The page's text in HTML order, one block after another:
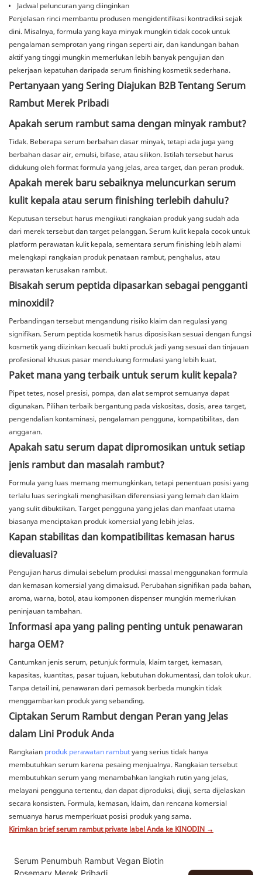
Jadwal peluncuran yang diinginkan
Penjelasan rinci membantu produsen mengidentifikasi kontradiksi sejak
dini. Misalnya, formula yang kaya minyak mungkin tidak cocok untuk
pengalaman semprotan yang ringan seperti air, dan kandungan bahan
aktif yang tinggi mungkin memerlukan lebih banyak pengujian dan
pekerjaan kepatuhan daripada serum finishing kosmetik sederhana.
Pertanyaan yang Sering Diajukan B2B Tentang Serum
Rambut Merek Pribadi
Apakah serum rambut sama dengan minyak rambut?
Tidak. Beberapa serum berbahan dasar minyak, tetapi ada juga yang
berbahan dasar air, emulsi, bifase, atau silikon. Istilah tersebut harus
didukung oleh format formula yang jelas, area target, dan peran produk.
Apakah merek baru sebaiknya meluncurkan serum
kulit kepala atau serum finishing terlebih dahulu?
Keputusan tersebut harus mengikuti rangkaian produk yang sudah ada
dari merek tersebut dan target pelanggan. Serum kulit kepala cocok untuk
platform perawatan kulit kepala, sementara serum finishing lebih alami
melengkapi rangkaian produk penataan rambut, penghalus, atau
perawatan kerusakan rambut.
Bisakah serum peptida dipasarkan sebagai pengganti
minoxidil?
Perbandingan tersebut mengandung risiko klaim dan regulasi yang
signifikan. Serum peptida kosmetik harus diposisikan sesuai dengan fungsi
kosmetik yang diizinkan kecuali bukti produk jadi yang sesuai dan tinjauan
profesional khusus pasar mendukung formulasi yang lebih kuat.
Paket mana yang terbaik untuk serum kulit kepala?
Pipet tetes, nosel presisi, pompa, dan alat semprot semuanya dapat
digunakan. Pilihan terbaik bergantung pada viskositas, dosis, area target,
pengendalian kontaminasi, pengalaman pengguna, kompatibilitas, dan
anggaran.
Apakah satu serum dapat dipromosikan untuk setiap
jenis rambut dan masalah rambut?
Formula yang luas memang memungkinkan, tetapi penentuan posisi yang
terlalu luas seringkali menghasilkan diferensiasi yang lemah dan klaim
yang sulit dibuktikan. Target pengguna yang jelas dan manfaat utama
biasanya menciptakan produk komersial yang lebih jelas.
Kapan stabilitas dan kompatibilitas kemasan harus
dievaluasi?
Pengujian harus dimulai sebelum produksi massal menggunakan formula
dan kemasan komersial yang dimaksud. Perubahan signifikan pada bahan,
aroma, warna, botol, atau komponen dispenser mungkin memerlukan
peninjauan tambahan.
Informasi apa yang paling penting untuk penawaran
harga OEM?
Cantumkan jenis serum, petunjuk formula, klaim target, kemasan,
kapasitas, kuantitas, pasar tujuan, kebutuhan dokumentasi, dan tolok ukur.
Tanpa detail ini, penawaran dari pemasok berbeda mungkin tidak
menggambarkan produk yang sebanding.
Ciptakan Serum Rambut dengan Peran yang Jelas
dalam Lini Produk Anda
Rangkaian produk perawatan rambutyang serius tidak hanya
membutuhkan serum karena pesaing menjualnya. Rangkaian tersebut
membutuhkan serum yang menambahkan langkah rutin yang jelas,
melayani pengguna tertentu, dan dapat diproduksi, diuji, serta dijelaskan
secara konsisten. Formula, kemasan, klaim, dan rencana komersial
semuanya harus memperkuat posisi produk yang sama.
Kirimkan brief serum rambut private label Anda ke KINODIN →
Serum Penumbuh Rambut Vegan Biotin